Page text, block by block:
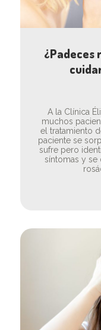
¿Padeces
A la Clínica
muchos
el tratamiento
paciente se
sufre pero
síntomas y se